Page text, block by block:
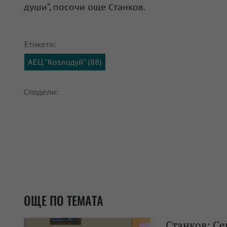
души“, посочи още Станков.
Етикети:
АЕЦ "Козлодуй" (88)
Сподели:
ОЩЕ ПО ТЕМАТА